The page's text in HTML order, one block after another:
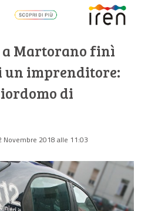
Martorano finì
un imprenditore:
di
Novembre 2018 alle 11:03